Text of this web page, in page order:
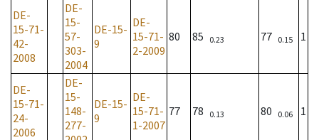
DE-
15-71-
42-
2008
DE-
15-
57-
303-
2004
DE-15-
9
DE-
15-71-
2-2009
80 85 0.23 77 0.15 1
DE-
15-71-
24-
2006
DE-
15-
148-
277-
DE-15-
9
DE-
15-71-
1-2007
77 78 0.13 80 0.06 1